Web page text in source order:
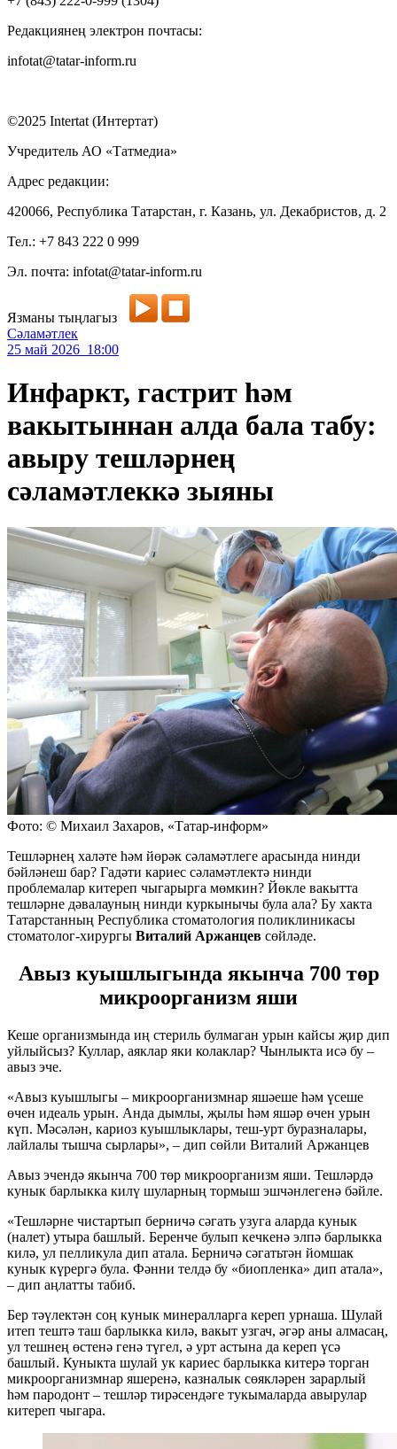
Редакциянең электрон почтасы:
infotat@tatar-inform.ru
©2025 Intertat (Интертат)
Учредитель АО «Татмедиа»
Адрес редакции:
420066, Республика Татарстан, г. Казань, ул. Декабристов, д. 2
Тел.: +7 843 222 0 999
Эл. почта: infotat@tatar-inform.ru
Язманы тыңлагыз
Сәламәтлек
25 май 2026 18:00
Инфаркт, гастрит һәм
вакытыннан алда бала табу:
авыру тешләрнең
сәламәтлеккә зыяны
Фото: © Михаил Захаров, «Татар-информ»
Тешләрнең халәте һәм йөрәк сәламәтлеге арасында нинди
бәйләнеш бар? Гадәти кариес сәламәтлектә нинди
проблемалар китереп чыгарырга мөмкин? Йөкле вакытта
тешләрне дәвалауның нинди куркынычы була ала? Бу хакта
Татарстанның Республика стоматология поликлиникасы
стоматолог-хирургы Виталий Аржанцев сөйләде.
Авыз куышлыгында якынча 700 төр
микроорганизм яши
Кеше организмында иң стериль булмаган урын кайсы җир дип
уйлыйсыз? Куллар, аяклар яки колаклар? Чынлыкта исә бу –
авыз эче.
«Авыз куышлыгы – микроорганизмнар яшәеше һәм үсеше
өчен идеаль урын. Анда дымлы, җылы һәм яшәр өчен урын
күп. Мәсәлән, кариоз куышлыклары, теш-урт буразналары,
лайлалы тышча сырлары», – дип сөйли Виталий Аржанцев
Авыз эчендә якынча 700 төр микроорганизм яши. Тешләрдә
кунык барлыкка килү шуларның тормыш эшчәнлегенә бәйле.
«Тешләрне чистартып берничә сәгать узуга аларда кунык
(налет) утыра башлый. Беренче булып кечкенә элпә барлыкка
килә, ул пелликула дип атала. Берничә сәгатьтән йомшак
кунык күрергә була. Фәнни телдә бу «биопленка» дип атала»,
– дип аңлатты табиб.
Бер тәүлектән соң кунык минералларга кереп урнаша. Шулай
итеп тештә таш барлыкка килә, вакыт узгач, әгәр аны алмасаң,
ул тешнең өстенә генә түгел, ә урт астына да кереп үсә
башлый. Куныкта шулай ук кариес барлыкка китерә торган
микроорганизмнар яшеренә, казналык сөякләрен зарарлый
һәм пародонт – тешләр тирәсендәге тукымаларда авырулар
китереп чыгара.